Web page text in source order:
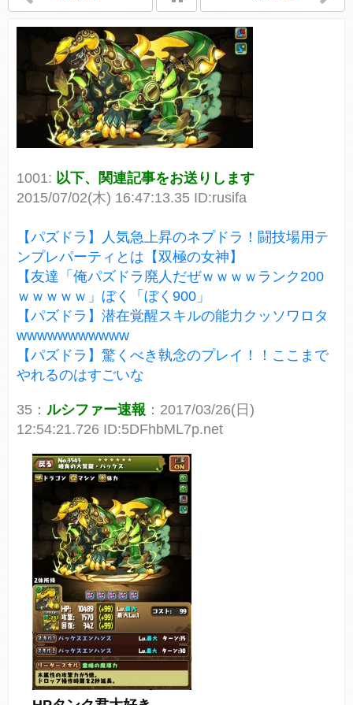
1001: 以下、関連記事をお送りします
2015/07/02(木) 16:47:13.35 ID:rusifa
【パズドラ】人気急上昇のネプドラ！闘技場用テ
ンプレパーティとは【双極の女神】
【友達「俺パズドラ廃人だぜｗｗｗｗランク200
ｗｗｗｗｗ」ぼく「ぼく900」
【パズドラ】潜在覚醒スキルの能力クッソワロタ
wwwwwwwwwww
【パズドラ】驚くべき執念のプレイ！！ここまで
やれるのはすごいな
35： ルシファー速報 ：2017/03/26(日)
12:54:21.726 ID:5DFhbML7p.net